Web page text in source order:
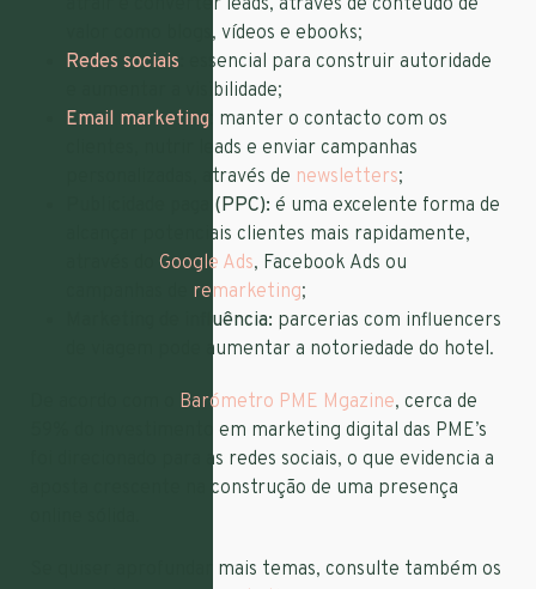
valor como blogs, vídeos e ebooks;
Redes sociais
essencial para construir autoridade
e aumentar a visibilidade;
Email marketing : manter o contacto com os
clientes, nutrir leads e enviar campanhas
personalizadas, através de newsletters;
Publicidade paga (PPC): é uma excelente forma de
alcançar potenciais clientes mais rapidamente,
Google Ads, Facebook Ads ou
remarketing;
Marketing de influência: parcerias com influencers
de viagem pode aumentar a notoriedade do hotel.
Barómetro PME Mgazine, cerca de
59% do investimento em marketing digital das PME’s
foi direcionado para as redes sociais, o que evidencia a
aposta crescente na construção de uma presença
Se quiser aprofundar mais temas, consulte também os